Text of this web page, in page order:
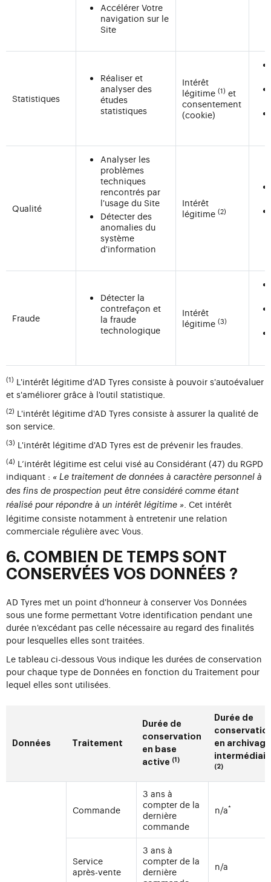
Accélérer Votre
navigation sur le
Site
Statistiques
Réaliser et
analyser des
études
statistiques
Intérêt
légitime (1) et
consentement
(cookie)
Qualité
Analyser les
problèmes
techniques
rencontrés par
l'usage du Site
Détecter des
anomalies du
système
d'information
Intérêt
légitime (2)
Fraude
Détecter la
contrefaçon et
la fraude
technologique
Intérêt
légitime (3)
(1) L'intérêt légitime d'AD Tyres consiste à pouvoir s'autoévaluer
et s'améliorer grâce à l'outil statistique.
(2) L'intérêt légitime d'AD Tyres consiste à assurer la qualité de
son service.
(3) L'intérêt légitime d'AD Tyres est de prévenir les fraudes.
(4) L’intérêt légitime est celui visé au Considérant (47) du RGPD
indiquant : « Le traitement de données à caractère personnel à
des fins de prospection peut être considéré comme étant
réalisé pour répondre à un intérêt légitime » . Cet intérêt
légitime consiste notamment à entretenir une relation
commerciale régulière avec Vous.
6. COMBIEN DE TEMPS SONT
CONSERVÉES VOS DONNÉES ?
AD Tyres met un point d'honneur à conserver Vos Données
sous une forme permettant Votre identification pendant une
durée n'excédant pas celle nécessaire au regard des finalités
pour lesquelles elles sont traitées.
Le tableau ci-dessous Vous indique les durées de conservation
pour chaque type de Données en fonction du Traitement pour
lequel elles sont utilisées.
Données Traitement
Durée de
conservation
en base
active (1)
Durée de
en archivage
(2)
Commande
3 ans à
compter de la
dernière
commande
n/a*
Service
après-vente
3 ans à
compter de la
dernière
n/a